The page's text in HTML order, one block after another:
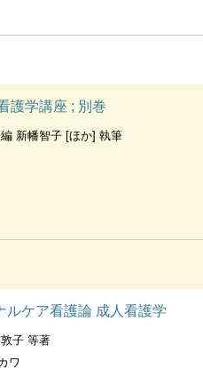
護学講座 ; 別巻
新幡智子 [ほか] 執筆
ルケア看護論 成人看護学
子 等著
ワ